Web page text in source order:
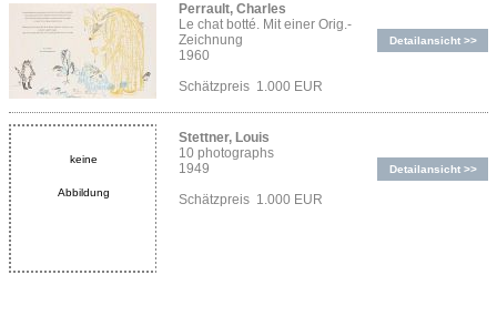
Perrault, Charles
Le chat botté. Mit einer Orig.-
Zeichnung
1960
Schätzpreis 1.000 EUR
Detailansicht >>
keine
Abbildung
Stettner, Louis
10 photographs
1949
Schätzpreis 1.000 EUR
Detailansicht >>